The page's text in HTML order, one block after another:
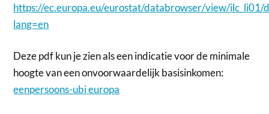
https://ec.europa.eu/eurostat/databrowser/view/ilc_li01/
lang=en
Deze pdf kun je zien als een indicatie voor de minimale
hoogte van een onvoorwaardelijk basisinkomen:
eenpersoons-ubi europa